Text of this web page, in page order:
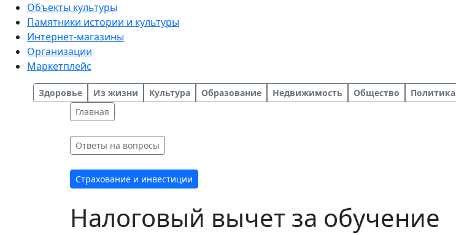
Объекты культуры
Памятники истории и культуры
Интернет-магазины
Организации
Маркетплейс
Здоровье Из жизни Культура Образование Недвижимость Общество Политика
Главная
Ответы на вопросы
Страхование и инвестиции
Налоговый вычет за обучение